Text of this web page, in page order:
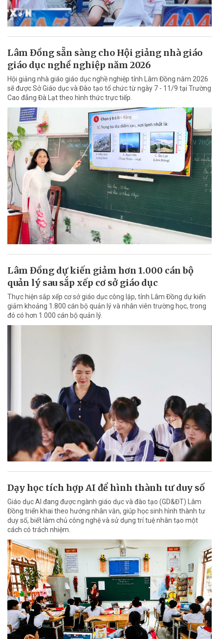
Lâm Đồng sẵn sàng cho Hội giảng nhà giáo
giáo dục nghề nghiệp năm 2026
Hội giảng nhà giáo giáo dục nghề nghiệp tỉnh Lâm Đồng năm 2026
sẽ được Sở Giáo dục và Đào tạo tổ chức từ ngày 7 - 11/9 tại Trường
Cao đẳng Đà Lạt theo hình thức trực tiếp.
Lâm Đồng dự kiến giảm hơn 1.000 cán bộ
quản lý sau sắp xếp cơ sở giáo dục
Thực hiện sắp xếp cơ sở giáo dục công lập, tỉnh Lâm Đồng dự kiến
giảm khoảng 1.800 cán bộ quản lý và nhân viên trường học, trong
đó có hơn 1.000 cán bộ quản lý.
Dạy học tích hợp AI để hình thành tư duy số
Giáo dục AI đang được ngành giáo dục và đào tạo (GD&ĐT) Lâm
Đồng triển khai theo hướng nhân văn, giúp học sinh hình thành tư
duy số, biết làm chủ công nghệ và sử dụng trí tuệ nhân tạo một
cách có trách nhiệm.